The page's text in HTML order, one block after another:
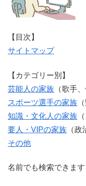
【目次】
サイトマップ
【カテゴリー別】
芸能人の家族 （歌手
スポーツ選手の家族
知識・文化人の家族
要人・VIPの家族 （
その他
名前でも検索できま